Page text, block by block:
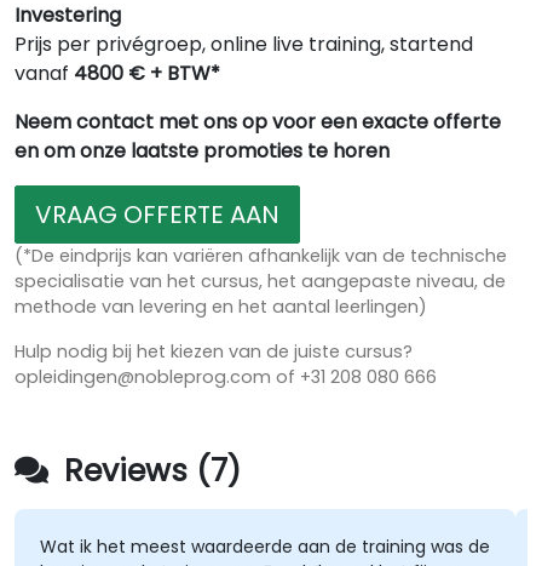
Investering
Prijs per privégroep, online live training, startend
vanaf 4800 € + BTW*
Neem contact met ons op voor een exacte offerte
en om onze laatste promoties te horen
VRAAG OFFERTE AAN
(*De eindprijs kan variëren afhankelijk van de technische
specialisatie van het cursus, het aangepaste niveau, de
methode van levering en het aantal leerlingen)
Hulp nodig bij het kiezen van de juiste cursus?
opleidingen@nobleprog.com of +31 208 080 666
Reviews (7)
Wat ik het meest waardeerde aan de training was de